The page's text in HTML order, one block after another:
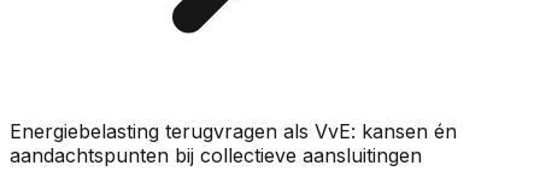
Energiebelasting terugvragen als VvE: kansen én
aandachtspunten bij collectieve aansluitingen